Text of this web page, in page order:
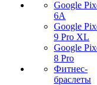
Google
6A
Google
9 Pro XL
Google
8 Pro
Фитнес-
браслеты